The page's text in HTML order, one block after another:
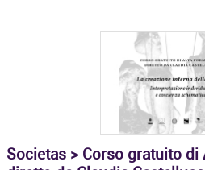
Societas > Corso gratuito di